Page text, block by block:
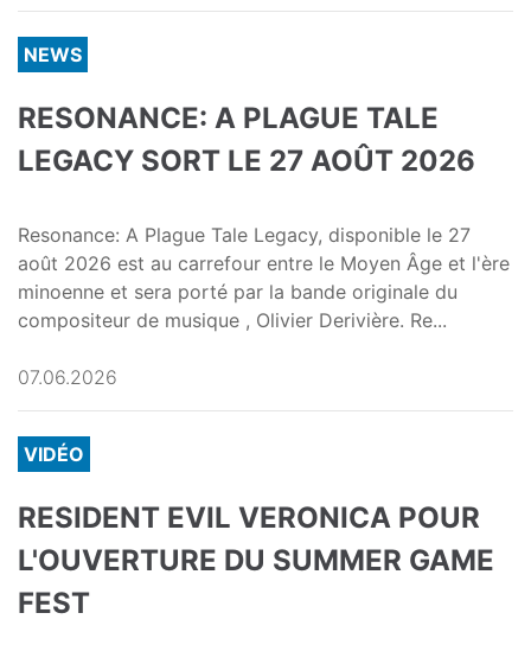
NEWS
RESONANCE: A PLAGUE TALE
LEGACY SORT LE 27 AOÛT 2026
Resonance: A Plague Tale Legacy, disponible le 27
août 2026 est au carrefour entre le Moyen Âge et l'ère
minoenne et sera porté par la bande originale du
compositeur de musique , Olivier Derivière. Re...
07.06.2026
VIDÉO
RESIDENT EVIL VERONICA POUR
L'OUVERTURE DU SUMMER GAME
FEST